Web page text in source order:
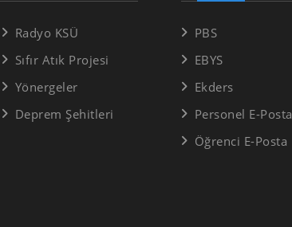
Radyo KSÜ
Sıfır Atık Projesi
Yönergeler
Deprem Şehitleri
PBS
EBYS
Ekders
Personel E-Posta
Öğrenci E-Posta